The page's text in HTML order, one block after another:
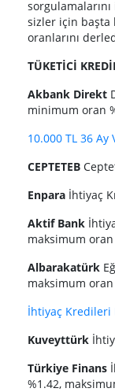
sizler için başta
oranlarını
TÜKETİCİ
Akbank Direkt
minimum oran
10.000 TL 36
CEPTETEB
Enpara İhtiyaç
Aktif Bank
maksimum oran
Albarakatürk
maksimum oran
İhtiyaç Kredileri
Kuveyttürk
Türkiye Finans
%1.42,